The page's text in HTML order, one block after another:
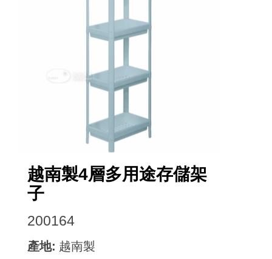
越南製4層多用途存儲架
子
200164
產地: 越南製